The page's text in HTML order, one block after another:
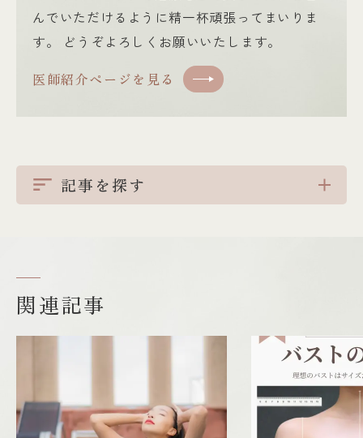
んでいただけるように精一杯頑張ってまいりま
す。 どうぞよろしくお願いいたします。
医師紹介ページを見る
記事を探す
関連記事